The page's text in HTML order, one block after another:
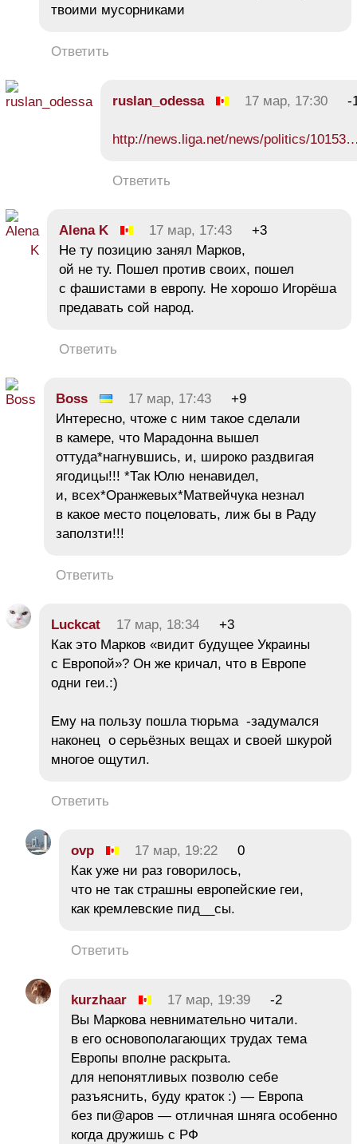
твоими мусорниками
Ответить
ruslan_odessa 17 мар, 17:30 -
http://news.liga.net/news/politics/
Ответить
Alena K 17 мар, 17:43
+3
Не ту позицию занял Марков,
ой не ту. Пошел против своих, пошел
с фашистами в европу. Не хорошо Игорёша
предавать сой народ.
Ответить
Boss 17 мар, 17:43
+9
Интересно, чтоже с ним такое сделали
в камере, что Марадонна вышел
оттуда*нагнувшись, и, широко раздвигая
ягодицы!!! *Так Юлю ненавидел,
и, всех*Оранжевых*Матвейчука незнал
в какое место поцеловать, лиж бы в Раду
заползти!!!
Ответить
Luckcat 17 мар, 18:34
+3
Как это Марков «видит будущее Украины
с Европой»? Он же кричал, что в Европе
одни геи.:)
Ему на пользу пошла тюрьма -задумался
наконец о серьёзных вещах и своей шкурой
многое ощутил.
Ответить
ovp 17 мар, 19:22
0
Как уже ни раз говорилось,
что не так страшны европейские геи,
как кремлевские пид__сы.
Ответить
kurzhaar 17 мар, 19:39
-2
Вы Маркова невнимательно читали.
в его основополагающих трудах тема
Европы вполне раскрыта.
для непонятливых позволю себе
разъяснить, буду краток :) — Европа
без пи@аров — отличная шняга особенно
когда дружишь с РФ